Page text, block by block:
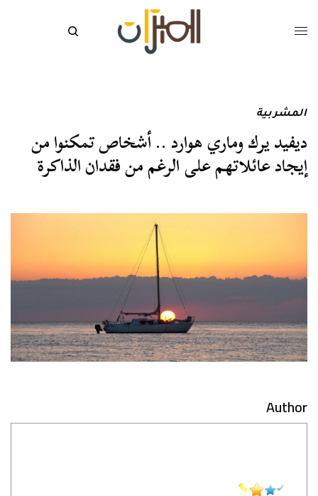
المشربية
ديفيد يرك وماري هوارد .. أشخاص تمكنوا من
إيجاد عائلاتهم على الرغم من فقدان الذاكرة
Author